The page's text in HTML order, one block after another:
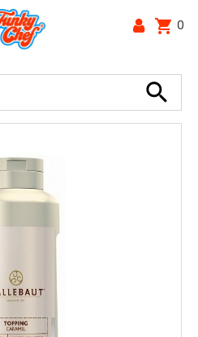
shopping_cart 0
